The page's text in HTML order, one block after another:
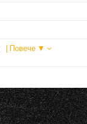
| Повече ▼